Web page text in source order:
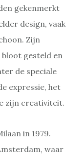
gekenmerkt
design, vaak
Zijn
gesteld en
de speciale
expressie, het
zijn creativiteit.
in 1979.
waar